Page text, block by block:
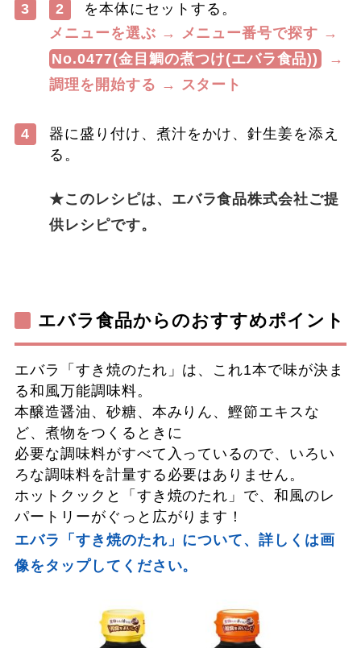
3 2
を本体にセットする。
メニューを選ぶ → メニュー番号で探す →
No.0477(金目鯛の煮つけ(エバラ食品))
→
調理を開始する → スタート
4
器に盛り付け、煮汁をかけ、針生姜を添え
る。
★このレシピは、エバラ食品株式会社ご提
供レシピです。
エバラ食品からのおすすめポイント
エバラ「すき焼のたれ」は、これ1本で味が決ま
る和風万能調味料。
本醸造醤油、砂糖、本みりん、鰹節エキスな
ど、煮物をつくるときに
必要な調味料がすべて入っているので、いろい
ろな調味料を計量する必要はありません。
ホットクックと「すき焼のたれ」で、和風のレ
パートリーがぐっと広がります！
エバラ「すき焼のたれ」について、詳しくは画
像をタップしてください。